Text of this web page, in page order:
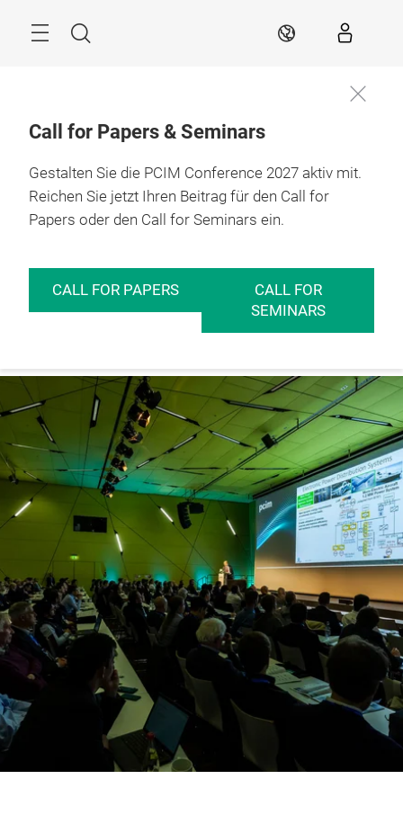
Suche DE
Call for Papers & Seminars
Gestalten Sie die PCIM Conference 2027 aktiv mit.
Reichen Sie jetzt Ihren Beitrag für den Call for
Papers oder den Call for Seminars ein.
CALL FOR PAPERS
CALL FOR
SEMINARS
11. – 13.05.2027
Nürnberg
Mehr Infos